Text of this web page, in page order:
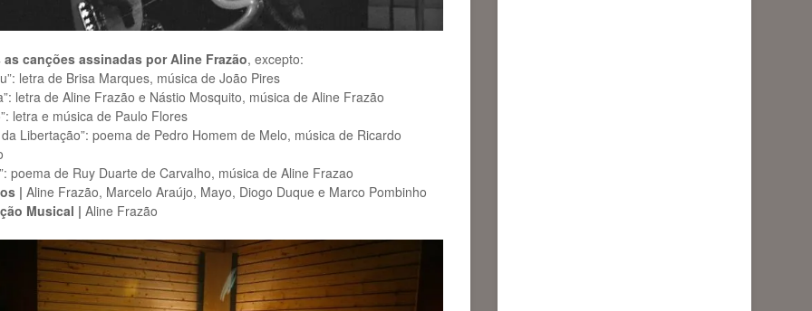
as canções assinadas por Aline Frazão, excepto:
letra de Brisa Marques, música de João Pires
letra de Aline Frazão e Nástio Mosquito, música de Aline Frazão
letra e música de Paulo Flores
da Libertação”: poema de Pedro Homem de Melo, música de Ricardo
poema de Ruy Duarte de Carvalho, música de Aline Frazao
| Aline Frazão, Marcelo Araújo, Mayo, Diogo Duque e Marco Pombinho
Musical | Aline Frazão